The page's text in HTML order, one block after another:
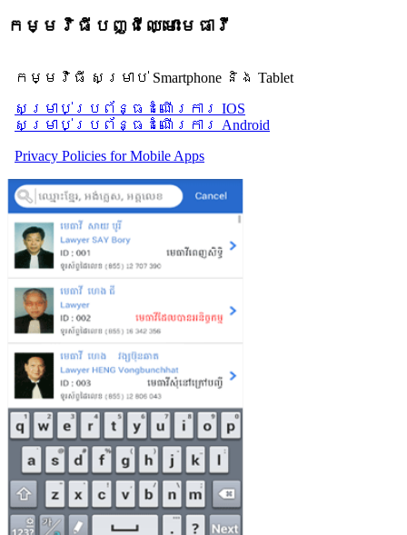
កម្មវិធីបញ្ជីឈ្មោះមេធាវី
កម្មវិធី សម្រាប់ Smartphone និង Tablet
សម្រាប់​ប្រព័ន្ធដំណើរការ IOS
សម្រាប់​ប្រព័ន្ធដំណើរការ Android
Privacy Policies for Mobile Apps